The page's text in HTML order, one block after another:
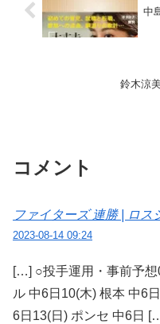
中
鈴木涼
コメント
ファイターズ 連勝 | ロ
2023-08-14 09:24
[…] ○投手運用・事前予想
ル 中6日10(木) 根本 中6
6日13(日) ポンセ 中6日